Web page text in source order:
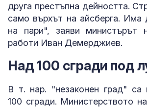
друга престъпна дейността.
само върхът на айсберга. Има
на пари", заяви министърът
работи Иван Демерджиев.
Над 100 сгради под
В т. нар. "незаконен град" са
100 сгради. Министерството